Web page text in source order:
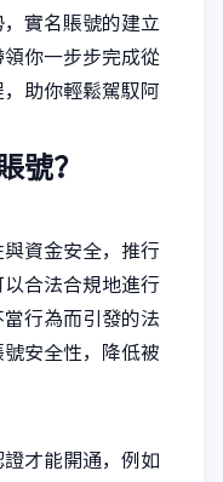
實名賬號的建立
你一步步完成從
助你輕鬆駕馭阿
號？
資金安全，推行
合法合規地進行
行為而引發的法
安全性，降低被
才能開通，例如